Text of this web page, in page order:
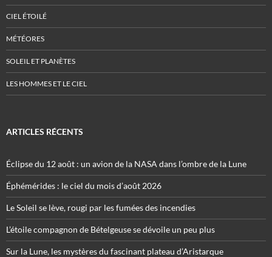
CIEL ÉTOILÉ
MÉTÉORES
SOLEIL ET PLANÈTES
LES HOMMES ET LE CIEL
ARTICLES RÉCENTS
Éclipse du 12 août : un avion de la NASA dans l’ombre de la Lune
Éphémérides : le ciel du mois d’août 2026
Le Soleil se lève, rougi par les fumées des incendies
L’étoile compagnon de Bételgeuse se dévoile un peu plus
Sur la Lune, les mystères du fascinant plateau d’Aristarque